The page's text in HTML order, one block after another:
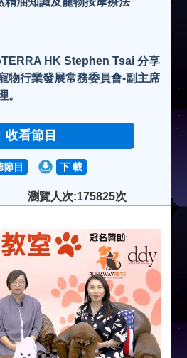
HK Stephen Tsai 分享
物行業發展常務委員會-副主席
。
收看節目
節目 下 載
瀏覽人次:175825次